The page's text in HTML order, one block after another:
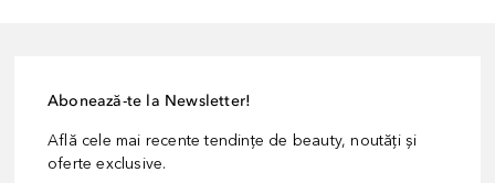
Abonează-te la Newsletter!
Află cele mai recente tendințe de beauty, noutăți și
oferte exclusive.